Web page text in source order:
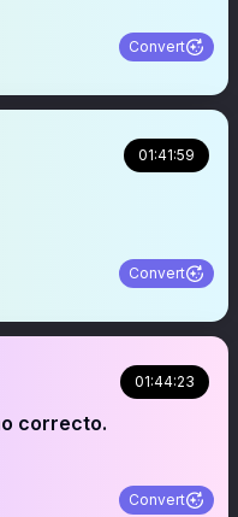
Convert
01:41:59
Convert
01:44:23
correcto.
Convert